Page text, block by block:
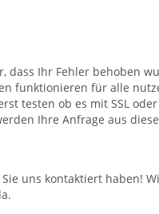
smtp.office365.com
TLS
uns kontaktiert haben!
dass Ihr Fehler behoben
funktionieren für alle
testen ob es mit SSL oder
Ihre Anfrage aus
Sie uns kontaktiert haben!